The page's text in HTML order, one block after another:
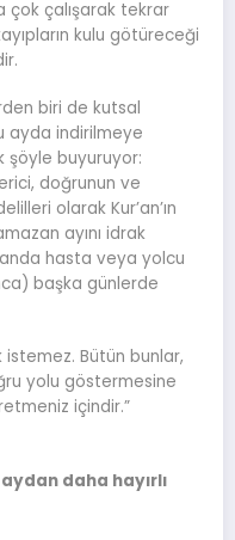
çok çalışarak tekrar
kulu götüreceği
biri de kutsal
ayda indirilmeye
şöyle buyuruyor:
doğrunun ve
olarak Kur’an’ın
ayını idrak
hasta veya yolcu
başka günlerde
istemez. Bütün bunlar,
yolu göstermesine
içindir.”
daha hayırlı